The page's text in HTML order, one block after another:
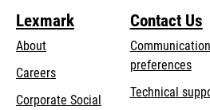
Lexmark
About
Careers
Corporate Social
Contact Us
Communication
preferences
Technical